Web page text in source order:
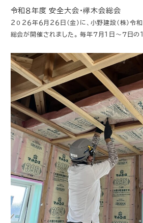
令和８年度 安全大会・欅木会総会
２０２６年６月２６日（金）に、小野建設（株）
総会が開催されました。 毎年７月１日～７日